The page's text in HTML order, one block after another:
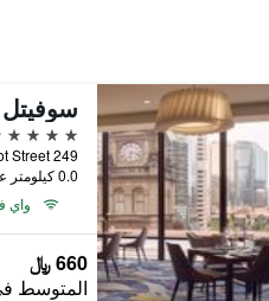
5 نجوم
249 Turbot Street, بريسبان, QLD, أستراليا
0.0 كيلومتر عن وسط المدينة
واي
660 ﷼
المتوسط